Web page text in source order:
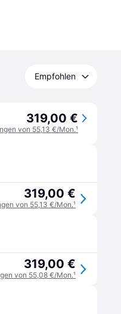
Empfohlen
319,00 €
von 55,13 €/Mon.¹
319,00 €
von 55,13 €/Mon.¹
319,00 €
von 55,08 €/Mon.¹